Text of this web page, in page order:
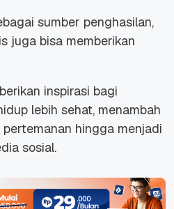
sumber penghasilan,
juga bisa memberikan
inspirasi bagi
lebih sehat, menambah
hingga menjadi
sosial.